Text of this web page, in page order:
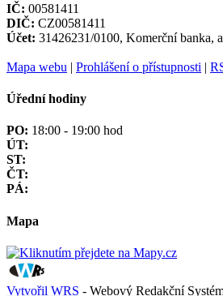
IČ: 00581411
DIČ: CZ00581411
Účet: 31426231/0100, Komerční banka,
Mapa webu | Prohlášení o přístupnosti |
Úřední hodiny
PO: 18:00 - 19:00 hod
ÚT:
ST:
ČT:
PÁ:
Mapa
Vytvořil WRS - Webový Redakční